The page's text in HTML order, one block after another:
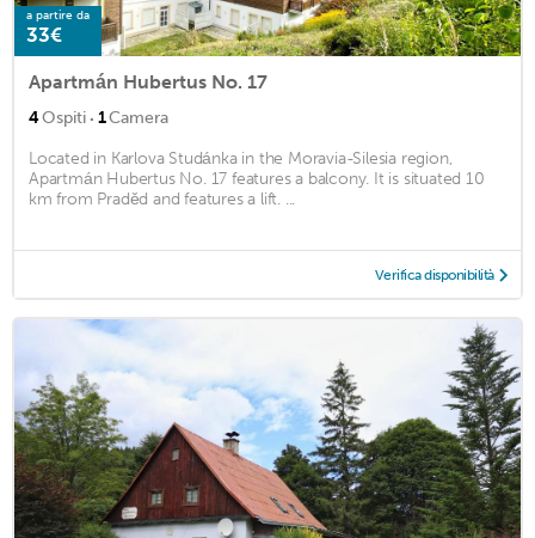
a partire da
33€
Apartmán Hubertus No. 17
4Ospiti · 1Camera
Located in Karlova Studánka in the Moravia-Silesia region,
Apartmán Hubertus No. 17 features a balcony. It is situated 10
km from Praděd and features a lift. ...
Verifica disponibilità